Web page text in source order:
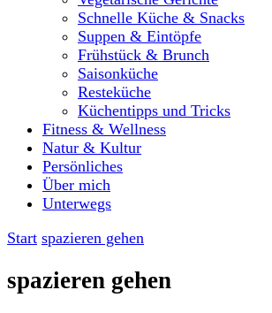
Schnelle Küche & Snacks
Suppen & Eintöpfe
Frühstück & Brunch
Saisonküche
Resteküche
Küchentipps und Tricks
Fitness & Wellness
Natur & Kultur
Persönliches
Über mich
Unterwegs
Start spazieren gehen
spazieren gehen